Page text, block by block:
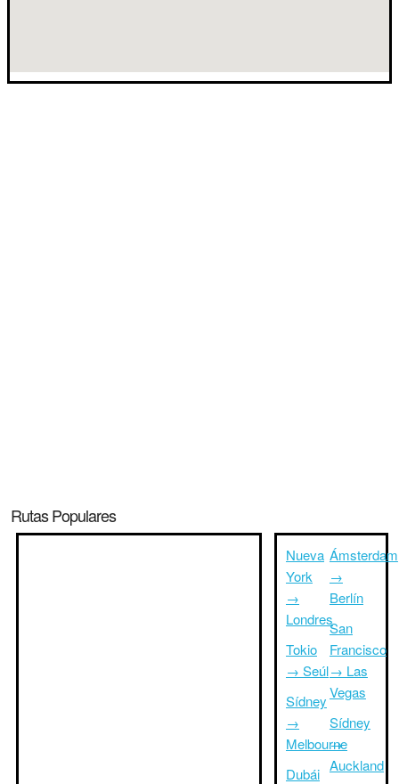
Rutas Populares
Nueva
York
→
Londres
Tokio
→ Seúl
Sídney
→
Melbourne
Dubái
Ámsterdam
→
Berlín
San
Francisco
→ Las
Vegas
Sídney
→
Auckland